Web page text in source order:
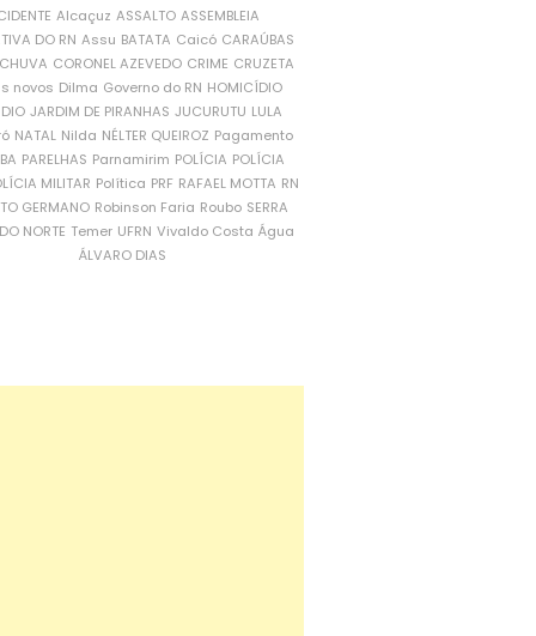
Alcaçuz ASSALTO ASSEMBLEIA
DO RN Assu BATATA Caicó CARAÚBAS
CORONEL AZEVEDO CRIME CRUZETA
novos Dilma Governo do RN HOMICÍDIO
JARDIM DE PIRANHAS JUCURUTU LULA
NATAL Nilda NÉLTER QUEIROZ Pagamento
PARELHAS Parnamirim POLÍCIA POLÍCIA
MILITAR Política PRF RAFAEL MOTTA RN
GERMANO Robinson Faria Roubo SERRA
NORTE Temer UFRN Vivaldo Costa Água
ÁLVARO DIAS